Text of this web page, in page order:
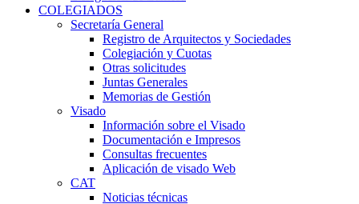
COLEGIADOS
Secretaría General
Registro de Arquitectos y Sociedades
Colegiación y Cuotas
Otras solicitudes
Juntas Generales
Memorias de Gestión
Visado
Información sobre el Visado
Documentación e Impresos
Consultas frecuentes
Aplicación de visado Web
CAT
Noticias técnicas